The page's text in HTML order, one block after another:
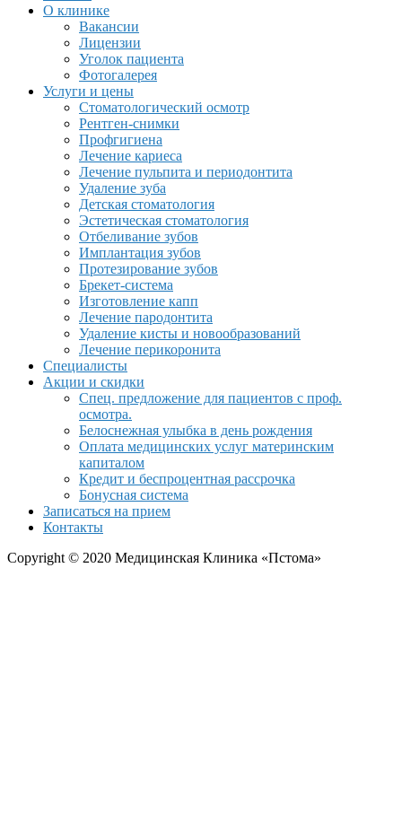
О клинике
Вакансии
Лицензии
Уголок пациента
Фотогалерея
Услуги и цены
Стоматологический осмотр
Рентген-снимки
Профгигиена
Лечение кариеса
Лечение пульпита и периодонтита
Удаление зуба
Детская стоматология
Эстетическая стоматология
Отбеливание зубов
Имплантация зубов
Протезирование зубов
Брекет-система
Изготовление капп
Лечение пародонтита
Удаление кисты и новообразований
Лечение перикоронита
Специалисты
Акции и скидки
Спец. предложение для пациентов с проф.
осмотра.
Белоснежная улыбка в день рождения
Оплата медицинских услуг материнским
капиталом
Кредит и беспроцентная рассрочка
Бонусная система
Записаться на прием
Контакты
Copyright © 2020 Медицинская Клиника «Пстома»